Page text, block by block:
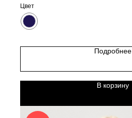
Цвет
Подробнее
В корзину